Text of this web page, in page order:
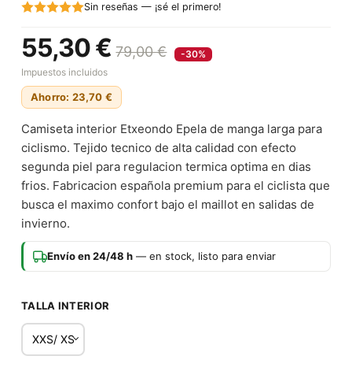
Sin reseñas — ¡sé el primero!
55,30 € 79,00 €
-30%
Impuestos incluidos
Ahorro: 23,70 €
Camiseta interior Etxeondo Epela de manga larga para
ciclismo. Tejido tecnico de alta calidad con efecto
segunda piel para regulacion termica optima en dias
frios. Fabricacion española premium para el ciclista que
busca el maximo confort bajo el maillot en salidas de
invierno.
Envío en 24/48 h — en stock, listo para enviar
TALLA INTERIOR